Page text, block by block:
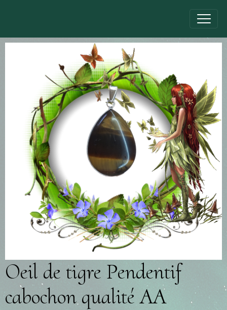
Oeil de tigre Pendentif
cabochon qualité AA